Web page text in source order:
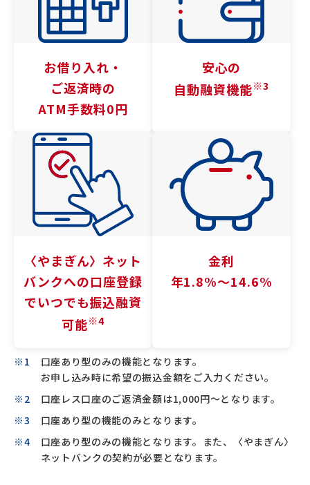
お借り入れ・
ご返済時の
ATM手数料0円
安心の
自動融資機能※3
〈やまぎん〉 ネット
バンクへの口座登録
でいつでも振込融資
可能※4
金利
年1.8%〜14.6%
口座あり型のみの機能となります。
お申し込み時に希望の振込金額をご入力ください。
口座レス口座のご返済金額は1,000円～となります。
口座あり型の機能のみとなります。
口座あり型のみの機能となります。また、〈やまぎん〉
ネットバンクの契約が必要となります。